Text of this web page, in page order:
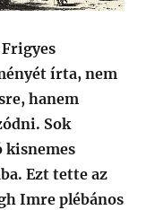
írta, nem
hanem
Sok
kisnemes
Ezt tette az
Imre plébános